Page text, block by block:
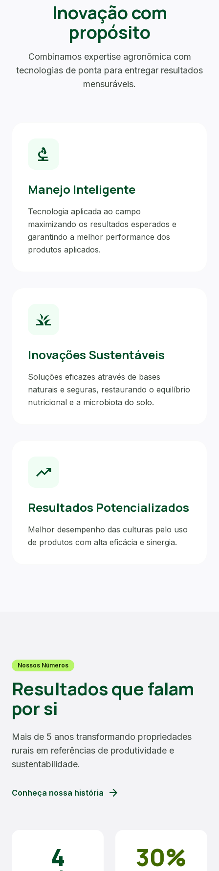
Inovação com
propósito
Combinamos expertise agronômica com
tecnologias de ponta para entregar resultados
mensuráveis.
biotech
Manejo Inteligente
Tecnologia aplicada ao campo
maximizando os resultados esperados e
garantindo a melhor performance dos
produtos aplicados.
grass
Inovações Sustentáveis
Soluções eficazes através de bases
naturais e seguras, restaurando o equilíbrio
nutricional e a microbiota do solo.
trending_up
Resultados Potencializados
Melhor desempenho das culturas pelo uso
de produtos com alta eficácia e sinergia.
Nossos Números
Resultados que falam
por si
Mais de 5 anos transformando propriedades
rurais em referências de produtividade e
sustentabilidade.
Conheça nossa história arrow_forward
4 30%